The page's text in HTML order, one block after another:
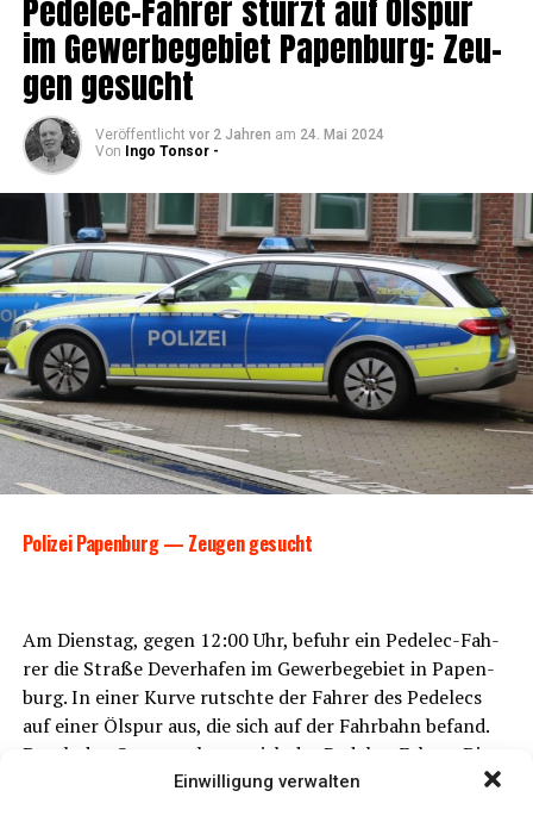
Einwilligung verwalten
Pedelec-Fah­rer stürzt auf Ölspur
im Gewer­be­ge­biet Papen­burg: Zeu­
gen gesucht
Veröffentlicht vor 2 Jahren am 24. Mai 2024
Von
Ingo Tonsor -
Poli­zei Papen­burg — Zeu­gen gesucht
Am Diens­tag, gegen 12:00 Uhr, befuhr ein Pedelec-Fah­
rer die Stra­ße Dever­ha­fen im Gewer­be­ge­biet in Papen­
burg. In einer Kur­ve rutsch­te der Fah­rer des Pedelecs
auf einer Ölspur aus, die sich auf der Fahr­bahn befand.
Durch den Sturz ver­letz­te sich der Pedelec-Fah­rer. Die
Ölspur auf der Fahr­bahn wur­de zuvor ver­mut­lich durch